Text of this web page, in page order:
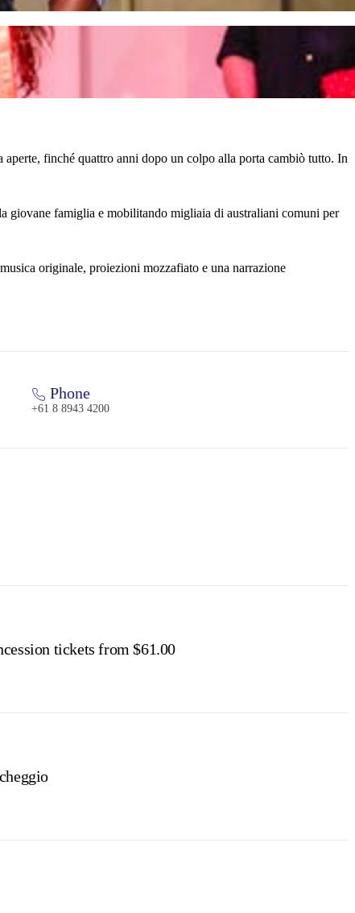
finché quattro anni dopo un colpo alla porta cambiò tutto. In
giovane famiglia e mobilitando migliaia di australiani comuni per
originale, proiezioni mozzafiato e una narrazione
Phone
+61 8 8943 4200
tickets from $61.00